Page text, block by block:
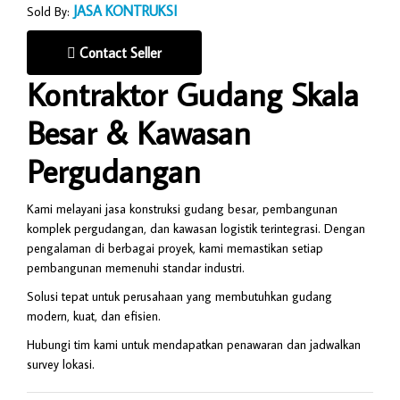
Sold By: JASA KONTRUKSI
Contact Seller
Kontraktor Gudang Skala
Besar & Kawasan
Pergudangan
Kami melayani jasa konstruksi gudang besar, pembangunan
komplek pergudangan, dan kawasan logistik terintegrasi. Dengan
pengalaman di berbagai proyek, kami memastikan setiap
pembangunan memenuhi standar industri.
Solusi tepat untuk perusahaan yang membutuhkan gudang
modern, kuat, dan efisien.
Hubungi tim kami untuk mendapatkan penawaran dan jadwalkan
survey lokasi.